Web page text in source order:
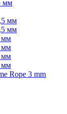
мм
мм
мм
мм
мм
мм
мм
Rope 3 mm